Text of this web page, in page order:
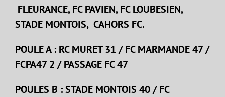
FLEURANCE, FC PAVIEN, FC LOUBESIEN,
STADE MONTOIS, CAHORS FC.
POULE A : RC MURET 31 / FC MARMANDE 47 /
FCPA47 2 / PASSAGE FC 47
POULES B : STADE MONTOIS 40 / FC